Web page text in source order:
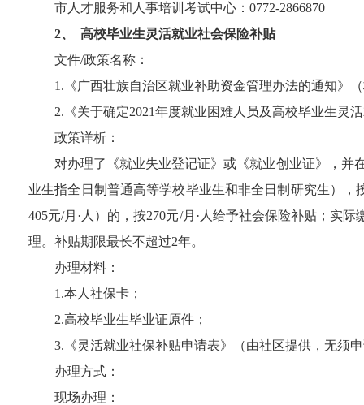
市人才服务和人事培训考试中心： 0772-2866870
2、 高校毕业生灵活就业社会保险补贴
文件/政策名称：
1. 《广西壮族自治区就业补助资金管理办法的通知》（
2. 《关于确定2021年度就业困难人员及高校毕业生灵
政策详析：
对办理了《就业失业登记证》或《就业创业证》，并
业生指全日制普通高等学校毕业生和非全日制研究生）
405元/月·人）的，按270元/月·人给予社会保险补贴；实际
理。补贴期限最长不超过2年。
办理材料：
1.本人社保卡；
2.高校毕业生毕业证原件；
3. 《灵活就业社保补贴申请表》（由社区提供，无须
办理方式：
现场办理：